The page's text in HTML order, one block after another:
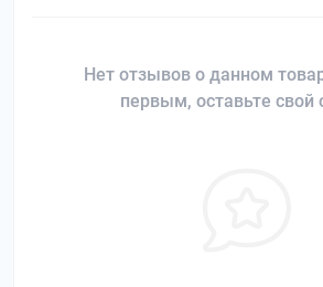
Нет отзывов о данном
первым, оставьте свой